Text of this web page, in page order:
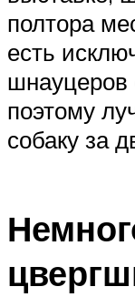
полтора
есть
шнауцеров
поэтому
собаку за